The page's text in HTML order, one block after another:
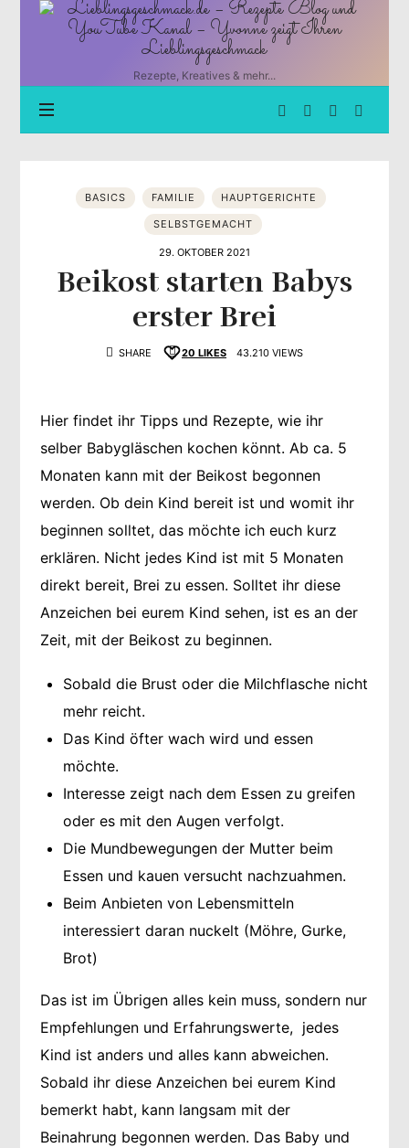
Lieblingsgeschmack.de
Rezepte
und
YouTube
Kanal
Ihren
Lieblingsgeschmack
Rezepte, Kreatives & mehr...
BASICS FAMILIE HAUPTGERICHTE
SELBSTGEMACHT
29. OKTOBER 2021
Beikost starten Babys
erster Brei
SHARE 20 LIKES 43.210 VIEWS
Hier findet ihr Tipps und Rezepte, wie ihr
selber Babygläschen kochen könnt. Ab ca. 5
Monaten kann mit der Beikost begonnen
werden. Ob dein Kind bereit ist und womit ihr
beginnen solltet, das möchte ich euch kurz
erklären. Nicht jedes Kind ist mit 5 Monaten
direkt bereit, Brei zu essen. Solltet ihr diese
Anzeichen bei eurem Kind sehen, ist es an der
Zeit, mit der Beikost zu beginnen.
Sobald die Brust oder die Milchflasche nicht
mehr reicht.
Das Kind öfter wach wird und essen
möchte.
Interesse zeigt nach dem Essen zu greifen
oder es mit den Augen verfolgt.
Die Mundbewegungen der Mutter beim
Essen und kauen versucht nachzuahmen.
Beim Anbieten von Lebensmitteln
interessiert daran nuckelt (Möhre, Gurke,
Brot)
Das ist im Übrigen alles kein muss, sondern nur
Empfehlungen und Erfahrungswerte, jedes
Kind ist anders und alles kann abweichen.
Sobald ihr diese Anzeichen bei eurem Kind
bemerkt habt, kann langsam mit der
Beinahrung begonnen werden. Das Baby und